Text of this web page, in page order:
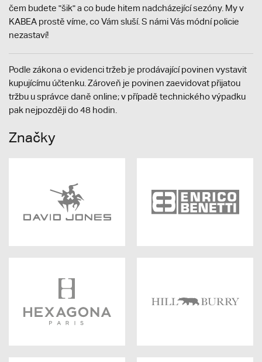
čem budete "šik" a co bude hitem nadcházející sezóny. My v
KABEA prostě víme, co Vám sluší. S námi Vás módní policie
nezastaví!
Podle zákona o evidenci tržeb je prodávající povinen vystavit
kupujícímu účtenku. Zároveň je povinen zaevidovat přijatou
tržbu u správce daně online; v případě technického výpadku
pak nejpozději do 48 hodin.
Značky